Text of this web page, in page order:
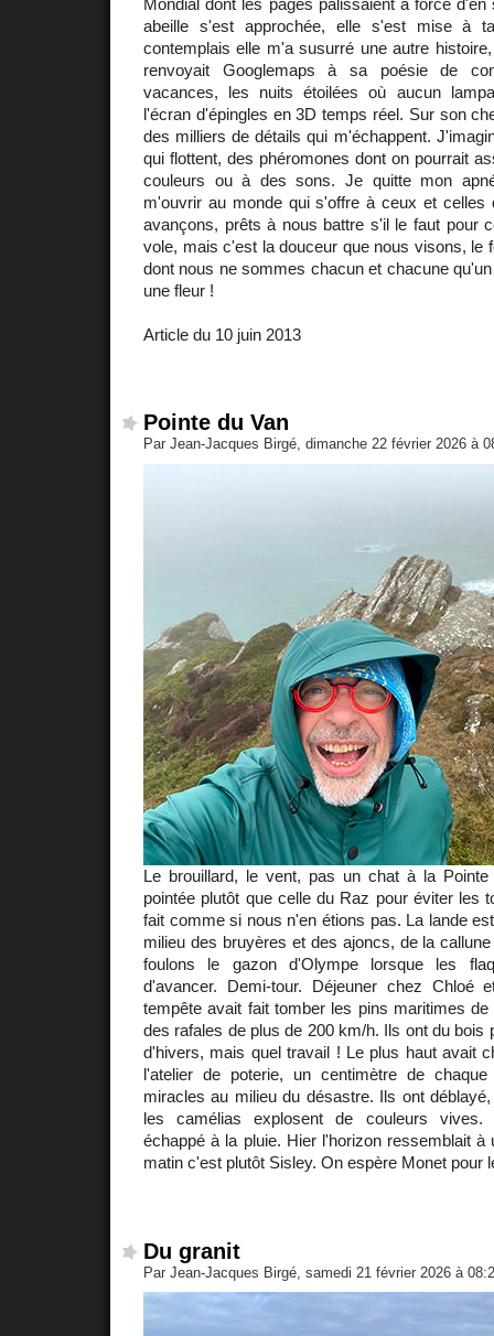
abeille s'est approchée, elle s'est mise à
contemplais elle m'a susurré une autre
renvoyait Googlemaps à sa poésie de
vacances, les nuits étoilées où aucun
l'écran d'épingles en 3D temps réel. Sur son
des milliers de détails qui m'échappent.
qui flottent, des phéromones dont on pourrait
couleurs ou à des sons. Je quitte mon
m'ouvrir au monde qui s'offre à ceux et celles
avançons, prêts à nous battre s'il le faut pour
vole, mais c'est la douceur que nous visons, le
dont nous ne sommes chacun et chacune
une fleur !
Article du 10 juin 2013
Pointe du Van
Par Jean-Jacques Birgé, dimanche 22 février 2026 à
Le brouillard, le vent, pas un chat à la
pointée plutôt que celle du Raz pour éviter les
fait comme si nous n'en étions pas. La lande
milieu des bruyères et des ajoncs, de la
foulons le gazon d'Olympe lorsque les
d'avancer. Demi-tour. Déjeuner chez Chloé
tempête avait fait tomber les pins maritimes
des rafales de plus de 200 km/h. Ils ont du bois
d'hivers, mais quel travail ! Le plus haut avait
l'atelier de poterie, un centimètre de
miracles au milieu du désastre. Ils ont
les camélias explosent de couleurs vives.
échappé à la pluie. Hier l'horizon ressemblait
matin c'est plutôt Sisley. On espère Monet pour
Du granit
Par Jean-Jacques Birgé, samedi 21 février 2026 à